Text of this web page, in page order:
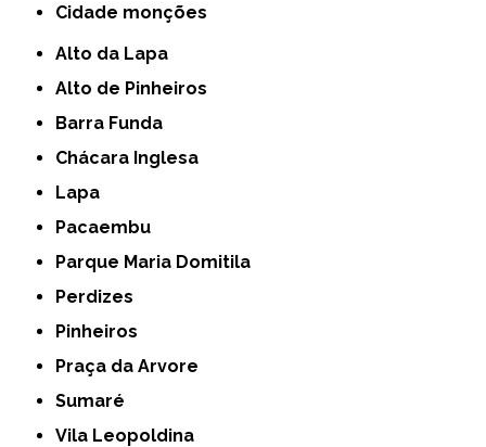
cidade monções
Alto da Lapa
Alto de Pinheiros
Barra Funda
Chácara Inglesa
Lapa
Pacaembu
Parque Maria Domitila
Perdizes
Pinheiros
Praça da Arvore
Sumaré
Vila Leopoldina